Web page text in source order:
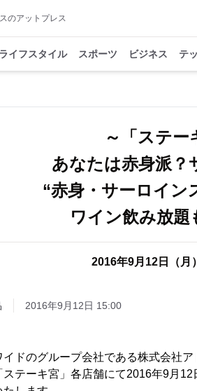
のアットプレス
ライフスタイル スポーツ ビジネス テ
～「ステー
あなたは赤身派？
“赤身・サーロイン
2016年9月12日（月
2016年9月12日 15:00
ドのグループ会社である株式会社ア
テーキ宮」各店舗にて2016年9月